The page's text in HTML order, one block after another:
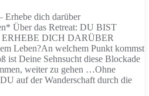
Erhebe dich darüber
Über das Retreat: DU BIST
DICH DARÜBER
Leben?An welchem Punkt kommst
Deine Sehnsucht diese Blockade
weiter zu gehen …Ohne
auf der Wanderschaft durch die